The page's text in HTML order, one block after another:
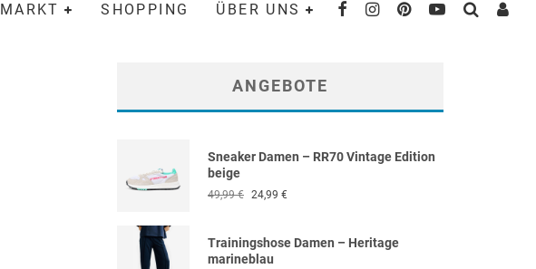
MARKT SHOPPING ÜBER UNS
ANGEBOTE
Sneaker Damen – RR70 Vintage Edition
beige
49,99€ Ursprünglicher
49,99 €
24,99 €
24,99 €.
Trainingshose Damen – Heritage
marineblau